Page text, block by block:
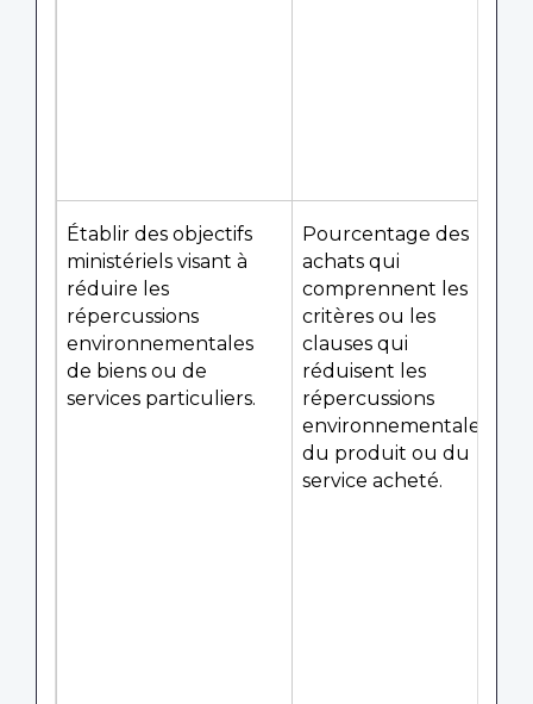
Établir des objectifs
ministériels visant à
réduire les
répercussions
environnementales
de biens ou de
services particuliers.
Pourcentage des
achats qui
comprennent les
critères ou les
clauses qui
réduisent les
répercussions
environnementales
du produit ou du
service acheté.